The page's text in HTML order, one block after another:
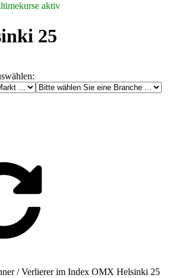
aktiv
25
/ Verlierer im Index OMX Helsinki 25